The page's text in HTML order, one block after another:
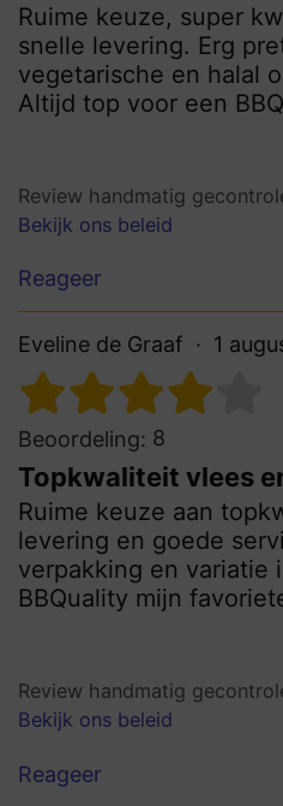
Ruime keuze, super
snelle levering. Erg
vegetarische en halal
Altijd top voor een
Review handmatig
Bekijk ons beleid
Reageer
Eveline de Graaf 1
Beoordeling: 8
Topkwaliteit vlees
Ruime keuze aan
levering en goede
verpakking en variatie
BBQuality mijn
Review handmatig
Bekijk ons beleid
Reageer